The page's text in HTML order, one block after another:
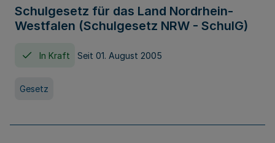
Schulgesetz für das Land Nordrhein-
Westfalen (Schulgesetz NRW - SchulG)
In Kraft Seit 01. August 2005
Gesetz